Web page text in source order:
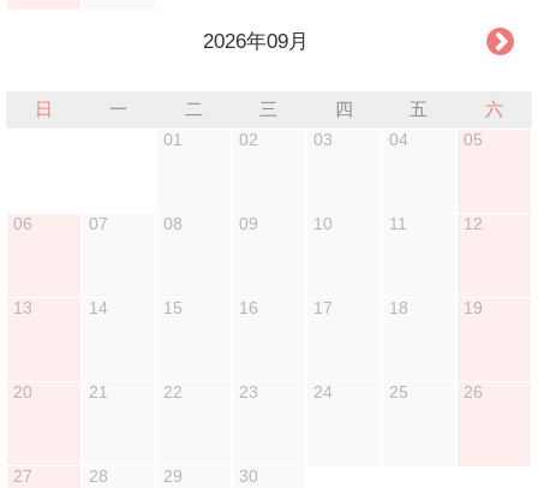
2026年09月
日 一 二 三 四 五 六
01 02 03 04 05
06 07 08 09 10 11 12
13 14 15 16 17 18 19
20 21 22 23 24 25 26
27 28 29 30